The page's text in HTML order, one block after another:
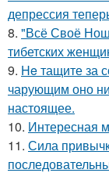
депрессия
8. "Всё Своё
тибетских
9. He тащите за
чарующим оно
настоящее.
10. Интересная
11. Сила